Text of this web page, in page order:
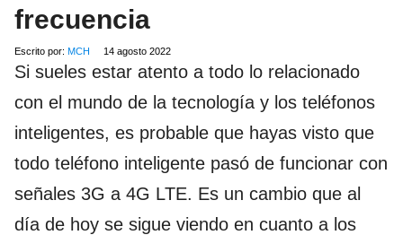
frecuencia
Escrito por: MCH 14 agosto 2022
Si sueles estar atento a todo lo relacionado
con el mundo de la tecnología y los teléfonos
inteligentes, es probable que hayas visto que
todo teléfono inteligente pasó de funcionar con
señales 3G a 4G LTE. Es un cambio que al
día de hoy se sigue viendo en cuanto a los